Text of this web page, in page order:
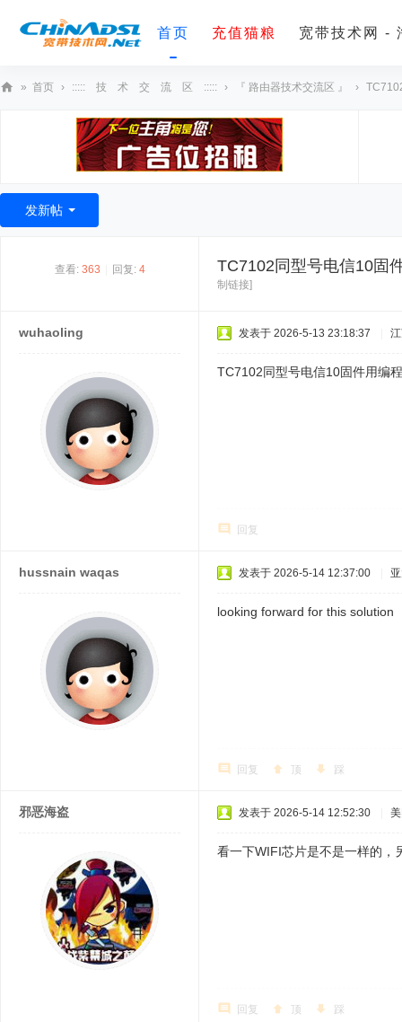
首页 充值猫粮 宽带技术网 -
术
» 首页 › ::::: 技 术 交 流 区 ::::: › 『 路由器技术交流区 』 ›
发新帖
查看: 363 回复: 4 TC7102同型号电信10固
制链接]
wuhaoling 发表于 2026-5-13 23:18:37
TC7102同型号电信10固件用编
回复
hussnain waqas 发表于 2026-5-14 12:37:00
looking forward for this solution
回复 顶 踩
邪恶海盗 发表于 2026-5-14 12:52:30
看一下WIFI芯片是不是一样的，
回复 顶 踩